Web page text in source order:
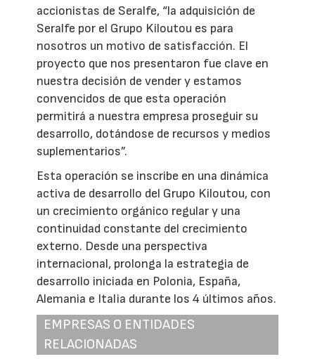
accionistas de Seralfe, “la adquisición de
Seralfe por el Grupo Kiloutou es para
nosotros un motivo de satisfacción. El
proyecto que nos presentaron fue clave en
nuestra decisión de vender y estamos
convencidos de que esta operación
permitirá a nuestra empresa proseguir su
desarrollo, dotándose de recursos y medios
suplementarios”.
Esta operación se inscribe en una dinámica
activa de desarrollo del Grupo Kiloutou, con
un crecimiento orgánico regular y una
continuidad constante del crecimiento
externo. Desde una perspectiva
internacional, prolonga la estrategia de
desarrollo iniciada en Polonia, España,
Alemania e Italia durante los 4 últimos años.
EMPRESAS O ENTIDADES
RELACIONADAS